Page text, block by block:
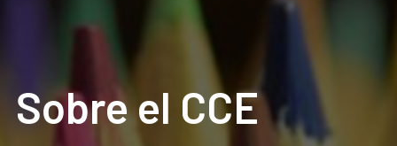
Sobre el CCE